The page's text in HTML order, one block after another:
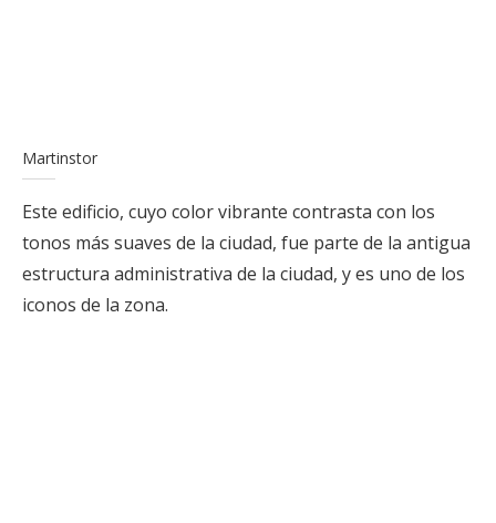
Martinstor
Este edificio, cuyo color vibrante contrasta con los
tonos más suaves de la ciudad, fue parte de la antigua
estructura administrativa de la ciudad, y es uno de los
iconos de la zona.